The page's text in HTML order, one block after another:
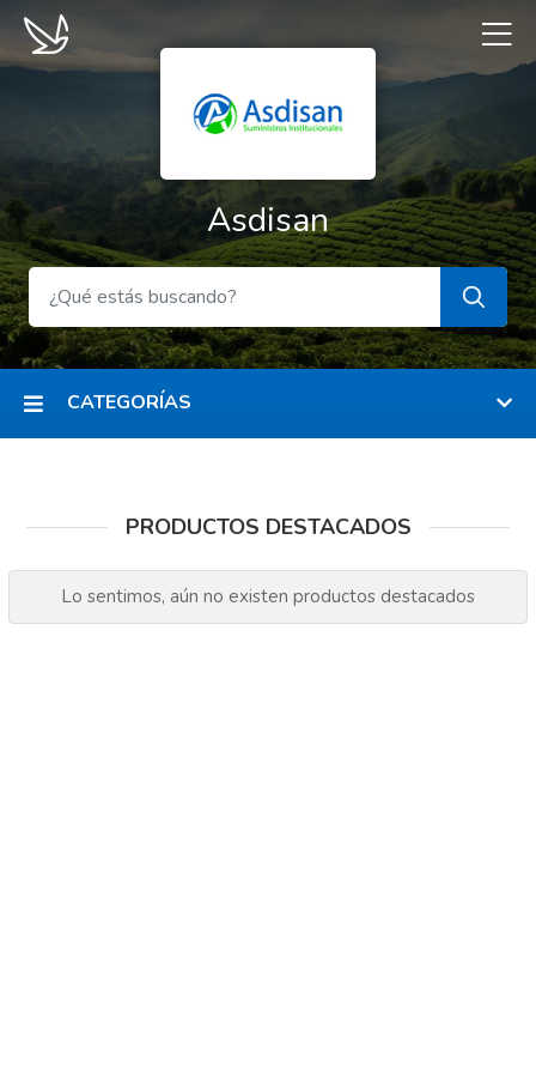
Asdisan
CATEGORÍAS
PRODUCTOS DESTACADOS
Lo sentimos, aún no existen productos destacados